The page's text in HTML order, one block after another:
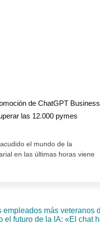
de ChatGPT Business
las 12.000 pymes
el mundo de la
en las últimas horas viene